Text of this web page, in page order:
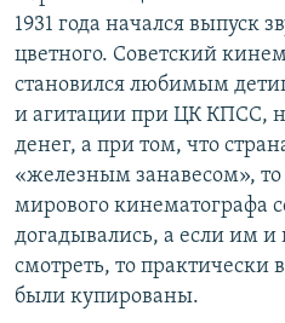
1931 года начался выпуск
цветного. Советский
становился любимым
и агитации при ЦК КПСС,
денег, а при том, что
«железным занавесом»,
мирового кинематографа
догадывались, а если им и
смотреть, то
были купированы.